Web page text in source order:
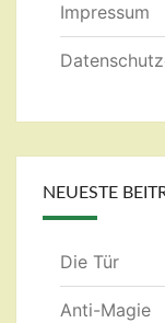
Impressum
NEUESTE
Die Tür
Anti-Magie